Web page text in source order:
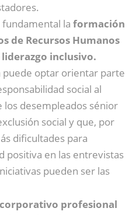
fundamental la formación
de Recursos Humanos
inclusivo.
puede optar orientar parte
social al
desempleados sénior
social y que, por
dificultades para
positiva en las entrevistas
pueden ser las
profesional